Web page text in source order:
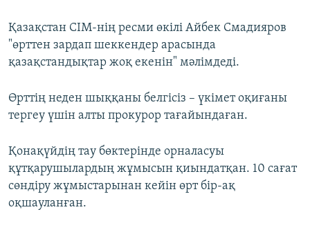
Қазақстан СІМ-нің ресми өкілі Айбек Смадияров
"өрттен зардап шеккендер арасында
қазақстандықтар жоқ екенін" мәлімдеді.
Өрттің неден шыққаны белгісіз – үкімет оқиғаны
тергеу үшін алты прокурор тағайындаған.
Қонақүйдің тау бөктерінде орналасуы
құтқарушылардың жұмысын қиындатқан. 10 сағат
сөндіру жұмыстарынан кейін өрт бір-ақ
оқшауланған.